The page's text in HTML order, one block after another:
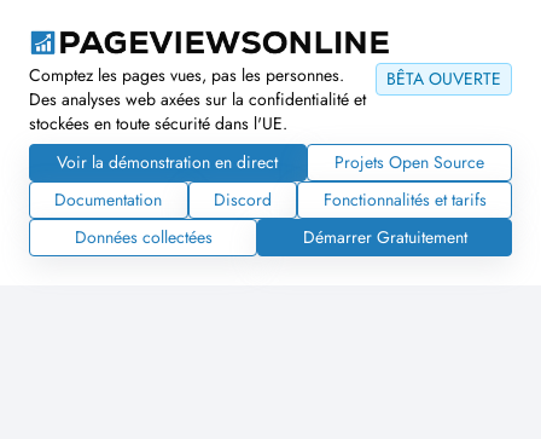
BÊTA OUVERTE
Comptez les pages vues, pas les personnes.
Des analyses web axées sur la confidentialité et
stockées en toute sécurité dans l'UE.
Voir la démonstration en direct
Projets Open Source
Documentation
Discord
Fonctionnalités et tarifs
Données collectées
Démarrer Gratuitement